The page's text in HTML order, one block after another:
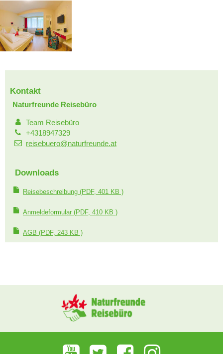
Kontakt
Naturfreunde Reisebüro
Team Reisebüro
+4318947329
reisebuero@naturfreunde.at
Downloads
Reisebeschreibung (PDF, 401 KB )
Anmeldeformular (PDF, 410 KB )
AGB (PDF, 243 KB )